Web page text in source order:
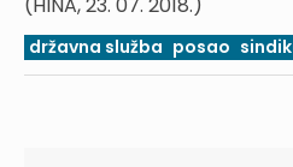
državna služba posao